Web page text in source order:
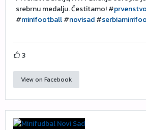
srebrnu medalju. Čestitamo! #
#minifootball#novisad#
3
View on Facebook